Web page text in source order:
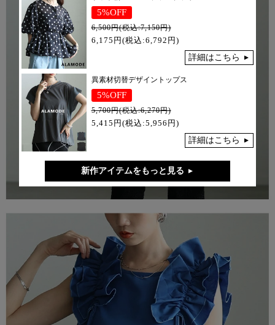
5%OFF
6,500円(税込:7,150円)
6,175円(税込:6,792円)
詳細はこちら
異素材切替デザイントップス
5%OFF
5,700円(税込:6,270円)
5,415円(税込:5,956円)
詳細はこちら
新作アイテムをもっと見る